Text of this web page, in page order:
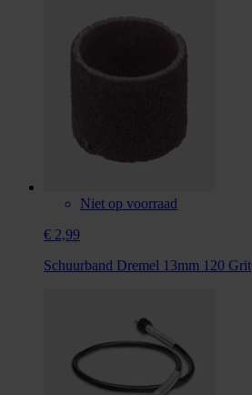
Niet op voorraad
€ 2,99
Schuurband Dremel 13mm 120 Grit